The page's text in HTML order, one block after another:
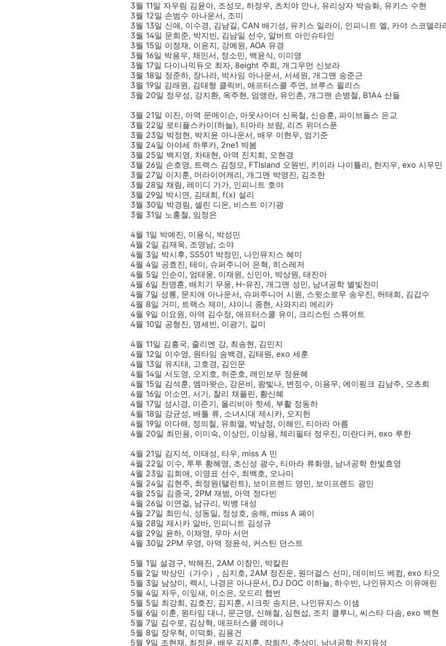
3월 11일 자우림 김윤아, 조성모, 하정우, 츠치야 안나, 유리상자 박승화, 유키스 수현
3월 12일 손범수 아나운서, 조미
3월 13일 신애, 이수경, 김남길, CAN 배기성, 유키스 일라이, 인피니트 엘, 카야 스코델라
3월 14일 문희준, 박지빈, 김남일 선수, 알버트 아인슈타인
3월 15일 이정재, 이윤지, 강예원, AOA 유경
3월 16일 박용우, 채민서, 정소민, 백윤식, 이미영
3월 17일 다이나믹듀오 최자, 8eight 주희, 개그우먼 신보라
3월 18일 정준하, 장나라, 박사임 아나운서, 서세원, 개그맨 송준근
3월 19일 김래원, 김태형 클릭비, 애프터스쿨 주연, 브루스 윌리스
3월 20일 정우성, 강지환, 옥주현, 엄앵란, 유인촌, 개그맨 손병철, B1A4 산들
3월 21일 이진, 아역 문메이슨, 아웃사이더 신옥철, 신승훈, 파이브돌스 은교
3월 22일 로티플스카이(하늘), 티아라 보람, 리즈 위더스푼
3월 23일 박정현, 박지윤 아나운서, 배우 이현우, 엄기준
3월 24일 아야세 하루카, 2ne1 박봄
3월 25일 백지영, 차태현, 아역 진지희, 오현경
3월 26일 손호영, 트랙스 김정모, FTIsland 오원빈, 키이라 나이틀리, 한지우, exo 시우민
3월 27일 이지훈, 머라이어캐리, 개그맨 박영진, 김조한
3월 28일 채림, 레이디 가가, 인피니트 호야
3월 29일 박시연, 김태희, f(x) 설리
3월 30일 박경림, 셀린 디온, 비스트 이기광
3월 31일 노홍철, 임정은
4월 1일 박예진, 이용식, 박성민
4월 2일 김재욱, 조영남, 소야
4월 3일 박시후, SS501 박정민, 나인뮤지스 혜미
4월 4일 공효진, 테이, 슈퍼주니어 은혁, 히스레저
4월 5일 인순이, 엄태웅, 이재원, 신민아, 박상원, 태진아
4월 6일 천명훈, 배치기 무웅, H-유진, 개그맨 성민, 남녀공학 별빛찬미
4월 7일 성룡, 문지애 아나운서, 슈퍼주니어 시원, 스윗소로우 송우진, 허태희, 김갑수
4월 8일 거미, 트랙스 제이, 샤이니 종현, 사와지리 에리카
4월 9일 이요원, 아역 김수정, 애프터스쿨 유이, 크리스틴 스튜어트
4월 10일 공형진, 명세빈, 이광기, 길미
4월 11일 김흥국, 줄리엔 강, 최송현, 김민지
4월 12일 이수영, 원타임 송백경, 김태원, exo 세훈
4월 13일 유지태, 고호경, 김인문
4월 14일 서도영, 오지호, 허준호, 레인보우 정윤혜
4월 15일 김석훈, 엠마왓슨, 강은비, 왕빛나, 변정수, 이용우, 에이핑크 김남주, 오초희
4월 16일 이소연, 서기, 찰리 채플린, 황신혜
4월 17일 성시경, 이준기, 올리비아 핫세, 부활 정동하
4월 18일 강균성, 배틀 류, 소녀시대 제시카, 오지헌
4월 19일 이다해, 정의철, 유희열, 박남정, 이해인, 티아라 아름
4월 20일 최민용, 이미숙, 이상인, 이상용, 체리필터 정우진, 미란다커, exo 루한
4월 21일 김지석, 이태성, 타우, miss A 민
4월 22일 이수, 투투 황혜영, 초신성 광수, 티아라 류화영, 남녀공학 한빛효영
4월 23일 김희애, 이영표 선수, 최백호, 오나미
4월 24일 김현주, 최정원(탤런트), 보이프렌드 영민, 보이프렌드 광민
4월 25일 김종국, 2PM 재범, 아역 정다빈
4월 26일 이연걸, 남규리, 빅뱅 대성
4월 27일 최민식, 성동일, 정성호, 송해, miss A 페이
4월 28일 제시카 알바, 인피니트 김성규
4월 29일 윤하, 이채영, 우마 서먼
4월 30일 2PM 우영, 아역 정윤석, 커스틴 던스트
5월 1일 설경구, 박해진, 2AM 이창민, 박칼린
5월 2일 박상민（가수）, 심지호, 2AM 정진운, 원더걸스 선미, 데이비드 베컴, exo 타오
5월 3일 남상미, 렉시, 나경은 아나운서, DJ DOC 이하늘, 하수빈, 나인뮤지스 이유애린
5월 4일 자두, 이잎새, 이소은, 오드리 햅번
5월 5일 최강희, 김호진, 김지훈, 시크릿 송지은, 나인뮤지스 이샘
5월 6일 이훈, 원타임 대니, 문근영, 신해철, 심현섭, 조지 클루니, 씨스타 다솜, exo 백현
5월 7일 김수로, 김상혁, 애프터스쿨 레이나
5월 8일 장우혁, 이덕화, 김용건
5월 9일 조현재, 최정윤, 배우 김지훈, 장희진, 추상미, 남녀공학 천지유성